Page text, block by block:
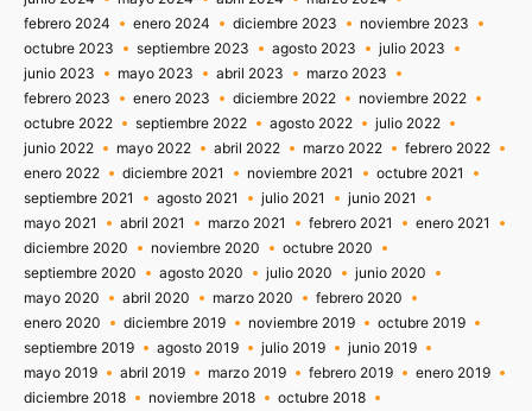
febrero 2024
enero 2024 diciembre 2023
noviembre 2023
octubre 2023
septiembre 2023 agosto 2023
julio 2023
junio 2023
mayo 2023 abril 2023
marzo 2023
febrero 2023
enero 2023 diciembre 2022
noviembre 2022
octubre 2022
septiembre 2022 agosto 2022
julio 2022
junio 2022
mayo 2022 abril 2022 marzo 2022
febrero 2022
enero 2022
diciembre 2021 noviembre 2021
octubre 2021
septiembre 2021
agosto 2021 julio 2021
junio 2021
mayo 2021
abril 2021 marzo 2021 febrero 2021
enero 2021
diciembre 2020
noviembre 2020
octubre 2020
septiembre 2020
agosto 2020 julio 2020
junio 2020
mayo 2020
abril 2020 marzo 2020
febrero 2020
enero 2020
diciembre 2019 noviembre 2019
octubre 2019
septiembre 2019
agosto 2019 julio 2019
junio 2019
mayo 2019
abril 2019 marzo 2019 febrero 2019
enero 2019
diciembre 2018
noviembre 2018
octubre 2018